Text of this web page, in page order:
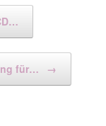
für… →